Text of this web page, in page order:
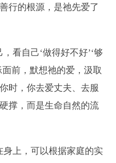
行的根源，是祂先爱了
看自己‘做得好不好’‘够
前，默想祂的爱，汲取
时，你去爱丈夫、去服
撑，而是生命自然的流
身上，可以根据家庭的实